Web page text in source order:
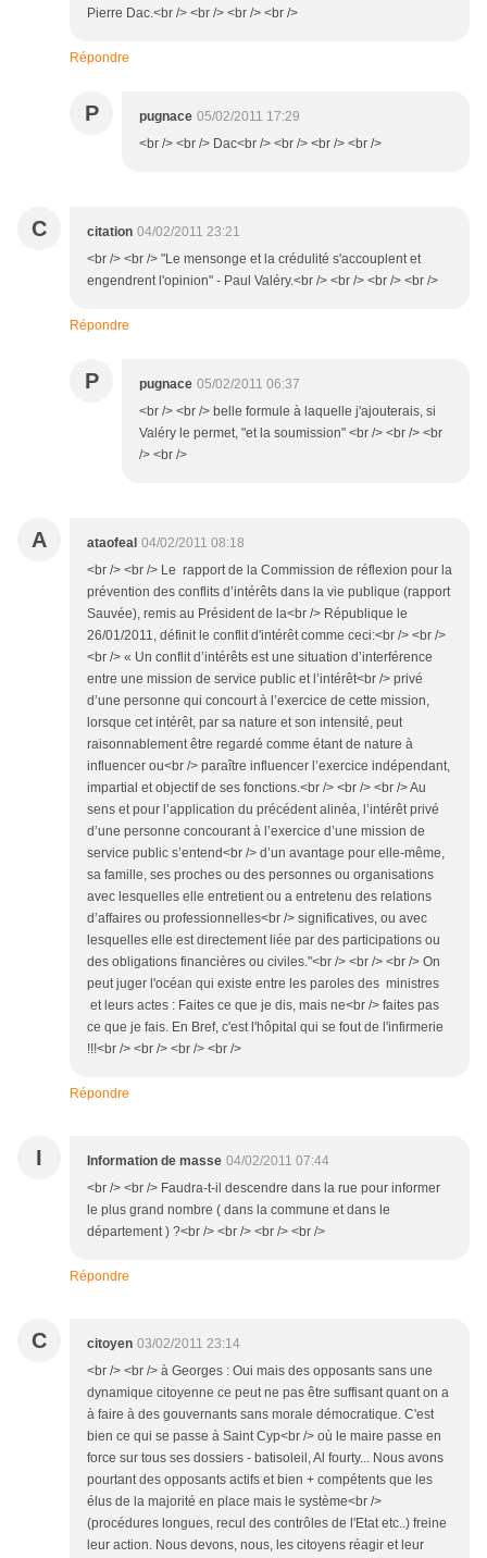
Pierre Dac.<br /> <br /> <br /> <br />
Répondre
P pugnace 05/02/2011 17:29
<br /> <br /> Dac<br /> <br /> <br /> <br />
C citation 04/02/2011 23:21
<br /> <br /> "Le mensonge et la crédulité s'accouplent et
engendrent l'opinion" - Paul Valéry.<br /> <br /> <br /> <br />
Répondre
P pugnace 05/02/2011 06:37
<br /> <br /> belle formule à laquelle j'ajouterais, si
Valéry le permet, "et la soumission" <br /> <br /> <br
/> <br />
A ataofeal 04/02/2011 08:18
<br /> <br /> Le rapport de la Commission de réflexion pour la
prévention des conflits d’intérêts dans la vie publique (rapport
Sauvée), remis au Président de la<br /> République le
26/01/2011, définit le conflit d'intérêt comme ceci:<br /> <br />
<br /> « Un conflit d’intérêts est une situation d’interférence
entre une mission de service public et l’intérêt<br /> privé
d’une personne qui concourt à l’exercice de cette mission,
lorsque cet intérêt, par sa nature et son intensité, peut
raisonnablement être regardé comme étant de nature à
influencer ou<br /> paraître influencer l’exercice indépendant,
impartial et objectif de ses fonctions.<br /> <br /> <br /> Au
sens et pour l’application du précédent alinéa, l’intérêt privé
d’une personne concourant à l’exercice d’une mission de
service public s’entend<br /> d’un avantage pour elle-même,
sa famille, ses proches ou des personnes ou organisations
avec lesquelles elle entretient ou a entretenu des relations
d’affaires ou professionnelles<br /> significatives, ou avec
lesquelles elle est directement liée par des participations ou
des obligations financières ou civiles."<br /> <br /> <br /> On
peut juger l'océan qui existe entre les paroles des ministres
et leurs actes : Faites ce que je dis, mais ne<br /> faites pas
ce que je fais. En Bref, c'est l'hôpital qui se fout de l'infirmerie
!!!<br /> <br /> <br /> <br />
Répondre
I Information de masse 04/02/2011 07:44
<br /> <br /> Faudra-t-il descendre dans la rue pour informer
le plus grand nombre ( dans la commune et dans le
département ) ?<br /> <br /> <br /> <br />
Répondre
C citoyen 03/02/2011 23:14
<br /> <br /> à Georges : Oui mais des opposants sans une
dynamique citoyenne ce peut ne pas être suffisant quant on a
à faire à des gouvernants sans morale démocratique. C'est
bien ce qui se passe à Saint Cyp<br /> où le maire passe en
force sur tous ses dossiers - batisoleil, Al fourty... Nous avons
pourtant des opposants actifs et bien + compétents que les
élus de la majorité en place mais le système<br />
(procédures longues, recul des contrôles de l'Etat etc..) freine
leur action. Nous devons, nous, les citoyens réagir et leur